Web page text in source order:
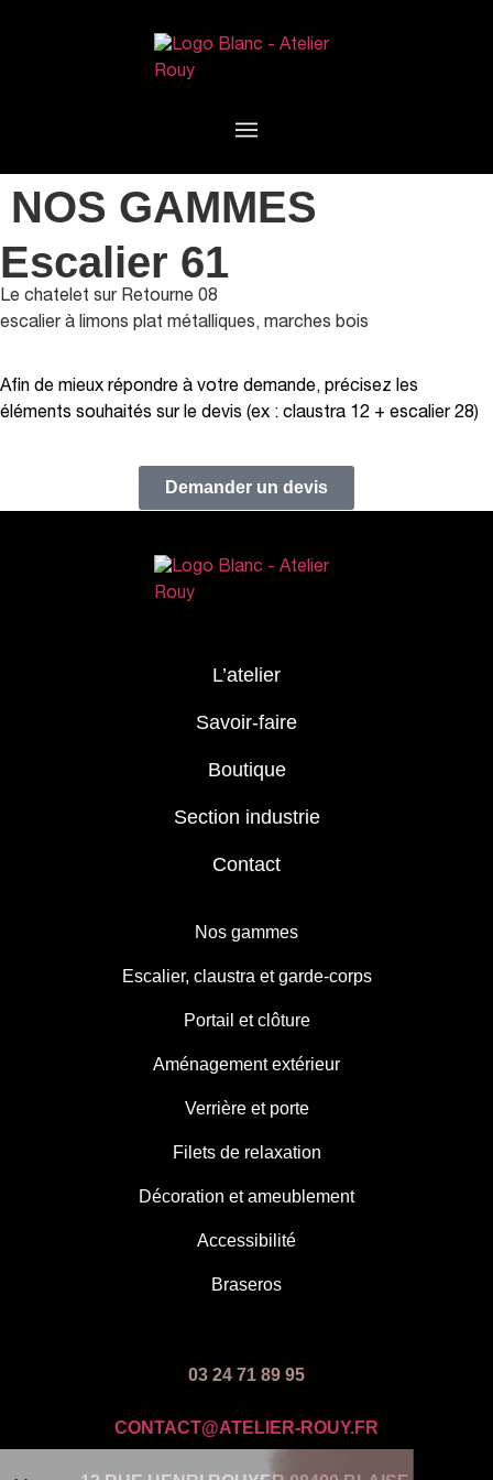
NOS GAMMES
Escalier 61
Le chatelet sur Retourne 08
escalier à limons plat métalliques, marches bois
Afin de mieux répondre à votre demande, précisez les
éléments souhaités sur le devis (ex : claustra 12 + escalier 28)
Demander un devis
L’atelier
Savoir-faire
Boutique
Section industrie
Contact
Nos gammes
Escalier, claustra et garde-corps
Portail et clôture
Aménagement extérieur
Verrière et porte
Filets de relaxation
Décoration et ameublement
Accessibilité
Braseros
03 24 71 89 95
CONTACT@ATELIER-ROUY.FR